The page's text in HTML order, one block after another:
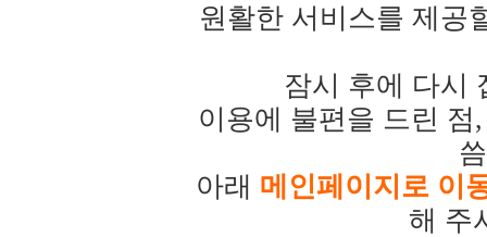
원활한 서비스를 제공
잠시 후에 다시
이용에 불편을 드린
아래 메인페이지로 이
해 주